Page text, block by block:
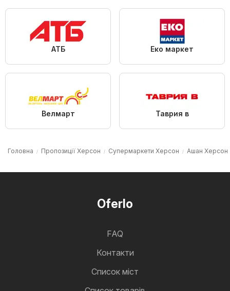
АТБ Еко маркет
Велмарт Таврия в
Головна Пропозиції Херсон Супермаркети Херсон Ашан Херсон
Oferlo
FAQ
Контакти
Cписок міст